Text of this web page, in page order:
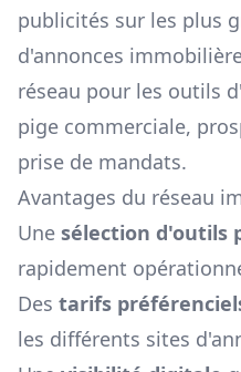
publicités sur les plus
d'annonces
réseau pour les outils
pige commerciale,
prise de mandats.
Avantages du réseau
Une sélection d'outils
rapidement
Des tarifs
les différents sites